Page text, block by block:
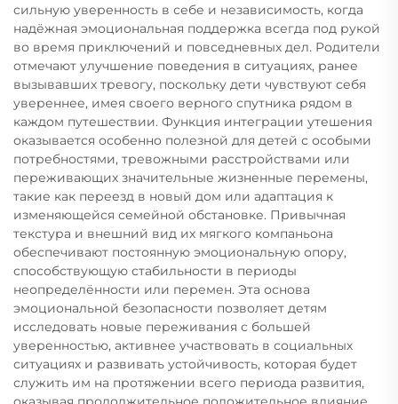
сильную уверенность в себе и независимость, когда
надёжная эмоциональная поддержка всегда под рукой
во время приключений и повседневных дел. Родители
отмечают улучшение поведения в ситуациях, ранее
вызывавших тревогу, поскольку дети чувствуют себя
увереннее, имея своего верного спутника рядом в
каждом путешествии. Функция интеграции утешения
оказывается особенно полезной для детей с особыми
потребностями, тревожными расстройствами или
переживающих значительные жизненные перемены,
такие как переезд в новый дом или адаптация к
изменяющейся семейной обстановке. Привычная
текстура и внешний вид их мягкого компаньона
обеспечивают постоянную эмоциональную опору,
способствующую стабильности в периоды
неопределённости или перемен. Эта основа
эмоциональной безопасности позволяет детям
исследовать новые переживания с большей
уверенностью, активнее участвовать в социальных
ситуациях и развивать устойчивость, которая будет
служить им на протяжении всего периода развития,